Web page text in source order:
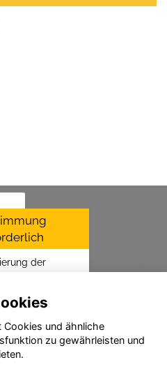
der
zu den
LLC
Cookies und ähnliche
zu gewährleisten und